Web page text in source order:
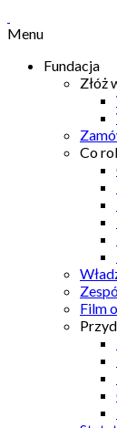
Menu
Fundacja
Złóż
Co
Film